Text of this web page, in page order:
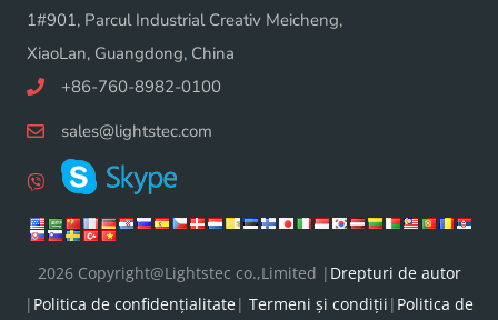
1#901, Parcul Industrial Creativ Meicheng,
XiaoLan, Guangdong, China
+86-760-8982-0100
sales@lightstec.com
2026 Copyright@Lightstec co.,Limited | Drepturi de autor
| Politica de confidențialitate| Termeni și condiții | Politica de